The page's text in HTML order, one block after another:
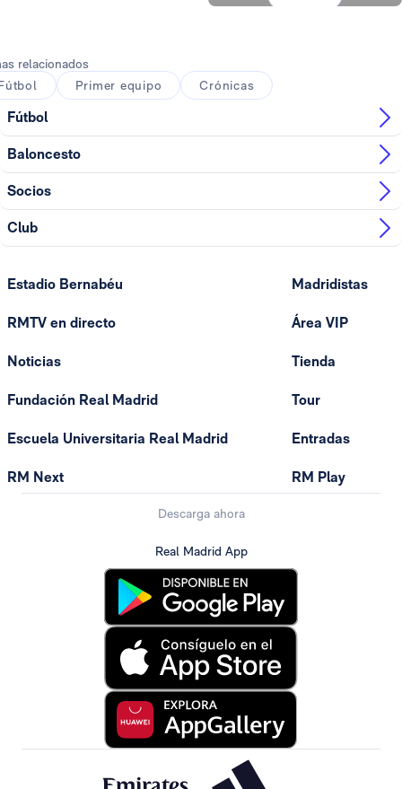
relacionados
Primer equipo Crónicas
Fútbol
Baloncesto
Socios
Club
Estadio Bernabéu
RMTV en directo
Noticias
Fundación Real Madrid
Escuela Universitaria Real Madrid
RM Next
Madridistas
Área VIP
Tienda
Tour
Entradas
RM Play
Descarga ahora
Real Madrid App